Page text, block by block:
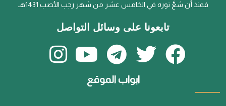
فمنذ أن شعَّ نوره في الخامس عشر من شهر رجب الأصب 1431هـ
تابعونا على وسائل التواصل
ابواب الموقع